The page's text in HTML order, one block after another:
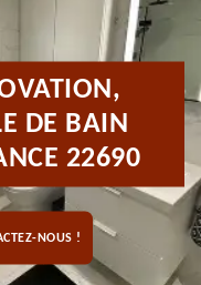
DE BAIN
22690
NOUS !